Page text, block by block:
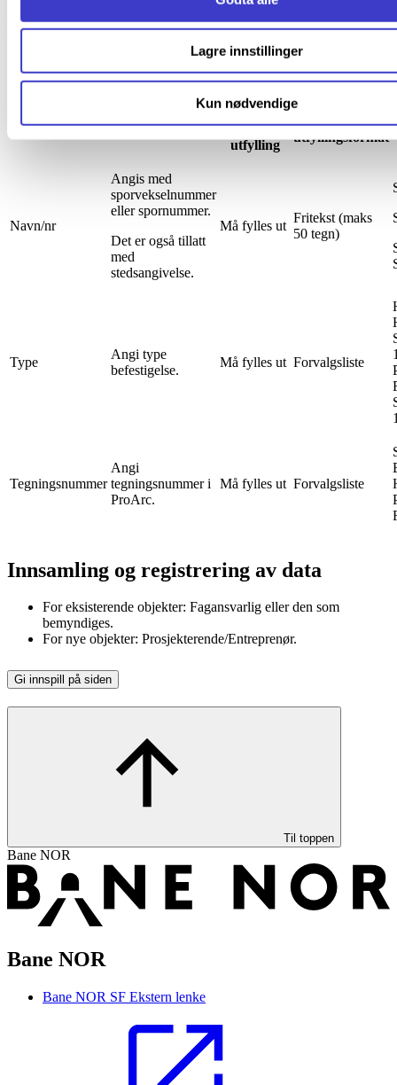
Lagre innstillinger
Kun nødvendige
Generelle data for registrering av objekter finner du på
sidenRegistrering av objekter.
Spesifikke data
Navn på felt Definisjon
Instruksjon
for
utfylling
Type
utfyllingsformat
Navn/nr
Angis med
sporvekselnummer
eller spornummer.
Det er også tillatt
med
stedsangivelse.
Må fylles ut
Fritekst (maks
50 tegn)
Type
Angi type
befestigelse.
Må fylles ut Forvalgsliste
Tegningsnummer
Angi
tegningsnummer i
ProArc.
Må fylles ut Forvalgsliste
Innsamling og registrering av data
For eksisterende objekter: Fagansvarlig eller den som
bemyndiges.
For nye objekter: Prosjekterende/Entreprenør.
Gi innspill på siden
Til toppen
Bane NOR
Bane NOR
Bane NOR SF Ekstern lenke